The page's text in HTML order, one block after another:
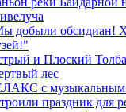
добыли обсидиан!
и Плоский
лес
с музыкальным
праздник для